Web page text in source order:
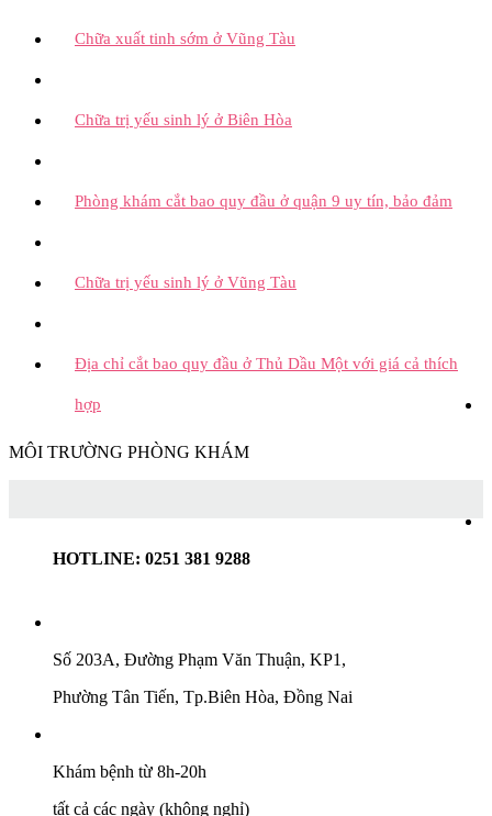
Chữa xuất tinh sớm ở Vũng Tàu
Chữa trị yếu sinh lý ở Biên Hòa
Phòng khám cắt bao quy đầu ở quận 9 uy tín, bảo đảm
Chữa trị yếu sinh lý ở Vũng Tàu
Địa chỉ cắt bao quy đầu ở Thủ Dầu Một với giá cả thích
hợp
MÔI TRƯỜNG PHÒNG KHÁM
HOTLINE: 0251 381 9288
Số 203A, Đường Phạm Văn Thuận, KP1,
Phường Tân Tiến, Tp.Biên Hòa, Đồng Nai
Khám bệnh từ 8h-20h
tất cả các ngày (không nghỉ)